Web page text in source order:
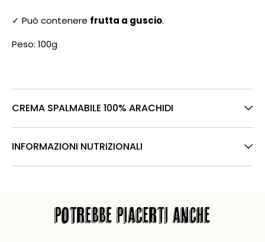
✓ Può contenere frutta a guscio.
Peso: 100g
CREMA SPALMABILE 100% ARACHIDI
INFORMAZIONI NUTRIZIONALI
POTREBBE PIACERTI ANCHE